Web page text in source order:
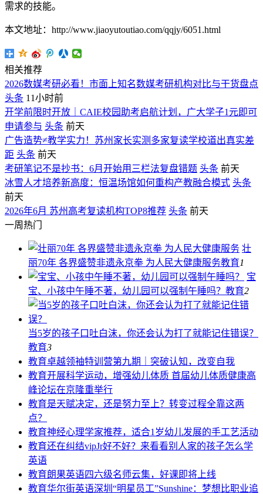
需求的技能。
本文地址：http://www.jiaoyutoutiao.com/qqjy/6051.html
相关推荐
2026数媒考研必看！市面上知名数媒考研机构对比与干货盘点
头条 11小时前
开学前限时开放｜CAIE校园助考启航计划，广大学子1元即可
申请参与 头条 前天
广告造势≠教学实力！苏州家长实测多家复读学校道出真实差
距 头条 前天
考研笔记不是抄书：6月开始用三栏法复盘错题 头条 前天
冰雪人才培养新高度：恒温场馆如何重构产教融合模式 头条
前天
2026年6月 苏州高考复读机构TOP8推荐 头条 前天
一周热门
壮
丽70年 各界盛赞非遗永京拳 为人民大健康服务教育1
宝
宝、小孩中午睡不著，幼儿园可以强制午睡吗？ 教育2
当5岁的孩子口吐白沫，你还会认为打了就能记住错误？
教育3
教育卓越领袖特训营第九期｜突破认知，改变自我
教育开展科学运动，增强幼儿体质 首届幼儿体质健康高
峰论坛在京隆重举行
教育是天赋决定，还是努力至上？转变过程全靠这两
点？
教育神经心理学家推荐，适合1岁幼儿发展的手工艺活动
教育还在纠结vipJr好不好？来看看别人家的孩子怎么学
英语
教育朗果英语四六级名师云集，好课即将上线
教育华尔街英语深圳“明星员工”Sunshine：梦想比职业追